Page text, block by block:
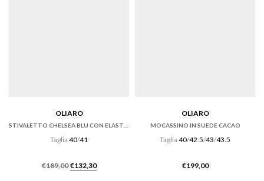
OLIARO
STIVALETTO CHELSEA BLU CON ELASTICI LATERALI
Taglia 40/41
€189,00 Il
€132,30Il
OLIARO
MOCASSINO IN SUEDE CACAO
Taglia 40/42.5/43/43.5
€199,00